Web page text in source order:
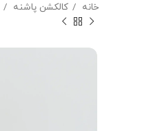
خانه کالکشن پاشنه